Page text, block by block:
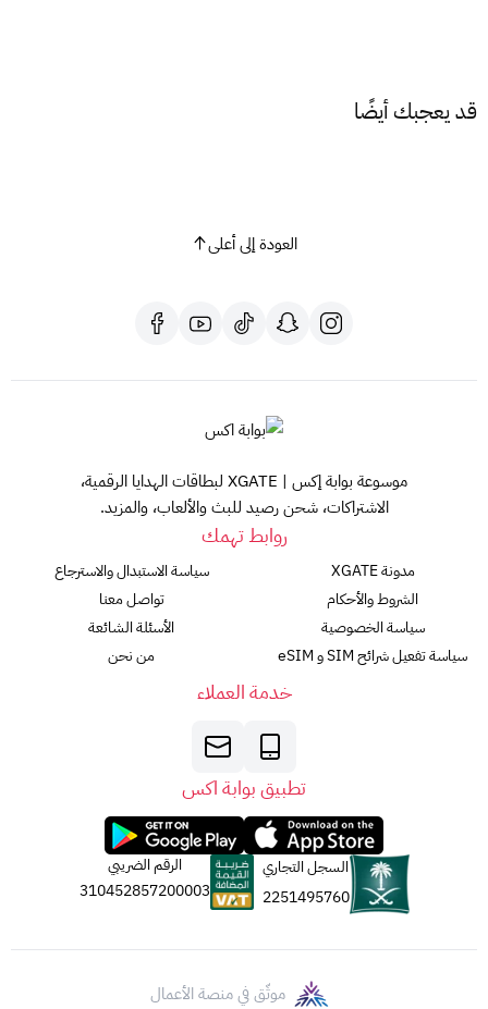
قد يعجبك أيضًا
العودة إلى أعلى
موسوعة بوابة إكس | XGATE لبطاقات الهدايا الرقمية،
الاشتراكات، شحن رصيد للبث والألعاب، والمزيد.
روابط تهمك
مدونة XGATE
الشروط والأحكام
سياسة الخصوصية
سياسة تفعيل شرائح SIM و eSIM
سياسة الاستبدال والاسترجاع
تواصل معنا
الأسئلة الشائعة
من نحن
خدمة العملاء
تطبيق بوابة اكس
السجل التجاري
2251495760
الرقم الضريبي
310452857200003
موثّق في منصة الأعمال